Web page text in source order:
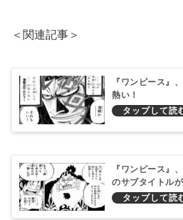
＜関連記事＞
『ワンピース』
熱い！
『ワンピース』
のサブタイトル